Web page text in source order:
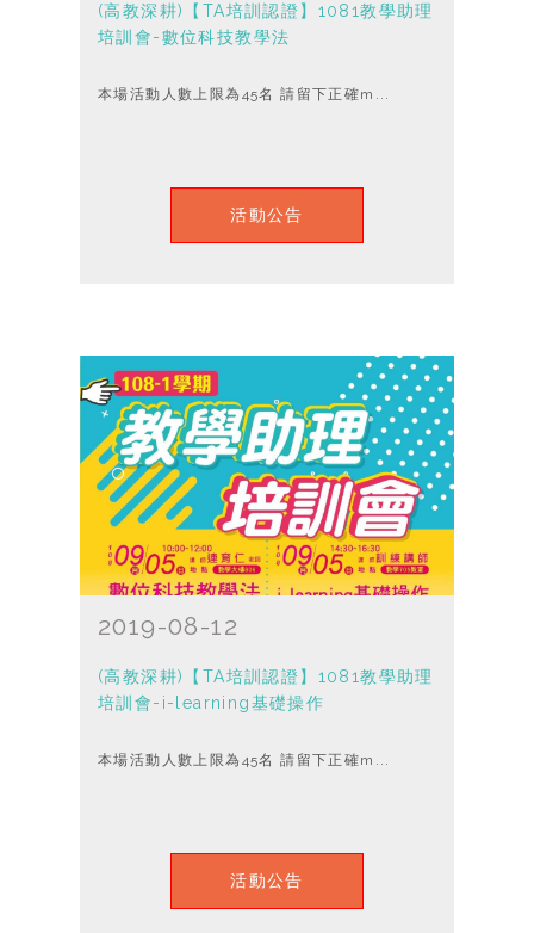
(高教深耕)【TA培訓認證】1081教學助理
培訓會-數位科技教學法
本場活動人數上限為45名 請留下正確m...
活動公告
2019-08-12
(高教深耕)【TA培訓認證】1081教學助理
培訓會-i-learning基礎操作
本場活動人數上限為45名 請留下正確m...
活動公告